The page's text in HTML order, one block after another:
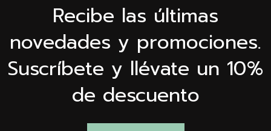
Recibe las últimas
novedades y promociones.
Suscríbete y llévate un 10%
de descuento